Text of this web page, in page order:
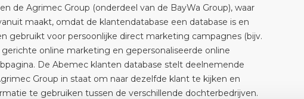
de Agrimec Group (onderdeel van de BayWa Group), waar
maakt, omdat de klantendatabase een database is en
gebruikt voor persoonlijke direct marketing campagnes (bijv.
gerichte online marketing en gepersonaliseerde online
De Abemec klanten database stelt deelnemende
Group in staat om naar dezelfde klant te kijken en
te gebruiken tussen de verschillende dochterbedrijven.